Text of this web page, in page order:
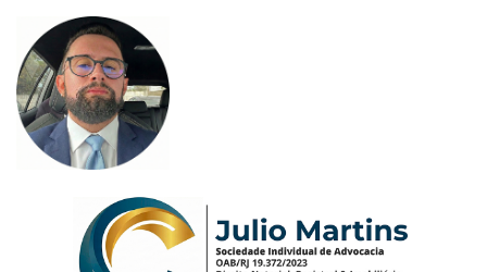
para
conteúdo
principal